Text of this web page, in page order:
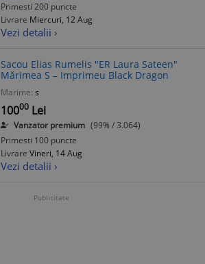
Primesti 200 puncte
Livrare Miercuri, 12 Aug
Vezi detalii ›
Sacou Elias Rumelis "ER Laura Sateen"
Mărimea S – Imprimeu Black Dragon
Marime: s
10000 Lei
Vanzator premium (99% / 3.064)
Primesti 100 puncte
Livrare Vineri, 14 Aug
Vezi detalii ›
Publicitate